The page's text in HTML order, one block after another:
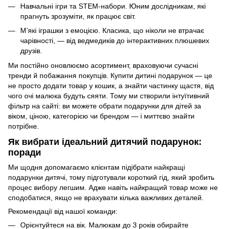
Навчальні ігри та STEM-набори. Юним дослідникам, які
прагнуть зрозуміти, як працює світ.
М’які іграшки з емоцією. Класика, що ніколи не втрачає
чарівності, — від ведмедиків до інтерактивних плюшевих
друзів.
Ми постійно оновлюємо асортимент, враховуючи сучасні
тренди й побажання покупців. Купити дитині подарунок — це
не просто додати товар у кошик, а знайти частинку щастя, від
чого очі малюка будуть сяяти. Тому ми створили інтуїтивний
фільтр на сайті: ви можете обрати подарунки для дітей за
віком, ціною, категорією чи брендом — і миттєво знайти
потрібне.
Як вибрати ідеальний дитячий подарунок:
поради
Ми щодня допомагаємо клієнтам підібрати найкращі
подарунки дитячі, тому підготували короткий гід, який зробить
процес вибору легшим. Адже навіть найкращий товар може не
сподобатися, якщо не врахувати кілька важливих деталей.
Рекомендації від нашої команди:
Орієнтуйтеся на вік. Малюкам до 3 років обирайте